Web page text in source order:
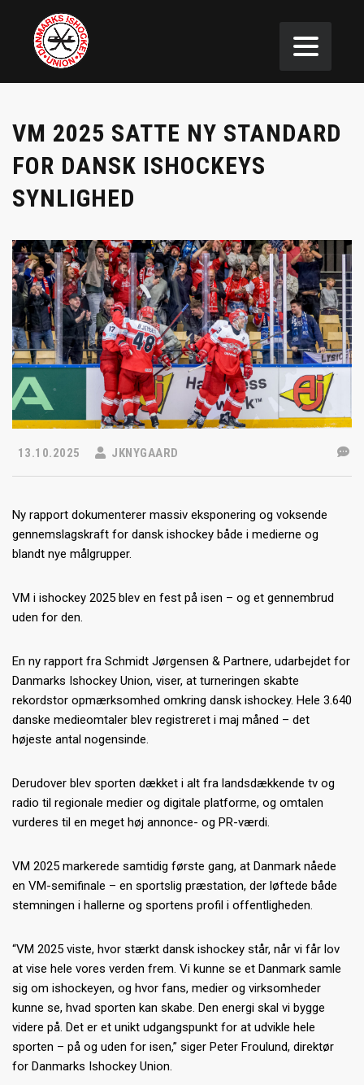
VM 2025 SATTE NY STANDARD
FOR DANSK ISHOCKEYS
SYNLIGHED
13.10.2025 JKNYGAARD
Ny rapport dokumenterer massiv eksponering og voksende
gennemslagskraft for dansk ishockey både i medierne og
blandt nye målgrupper.
VM i ishockey 2025 blev en fest på isen – og et gennembrud
uden for den.
En ny rapport fra Schmidt Jørgensen & Partnere, udarbejdet for
Danmarks Ishockey Union, viser, at turneringen skabte
rekordstor opmærksomhed omkring dansk ishockey. Hele 3.640
danske medieomtaler blev registreret i maj måned – det
højeste antal nogensinde.
Derudover blev sporten dækket i alt fra landsdækkende tv og
radio til regionale medier og digitale platforme, og omtalen
vurderes til en meget høj annonce- og PR-værdi.
VM 2025 markerede samtidig første gang, at Danmark nåede
en VM-semifinale – en sportslig præstation, der løftede både
stemningen i hallerne og sportens profil i offentligheden.
“VM 2025 viste, hvor stærkt dansk ishockey står, når vi får lov
at vise hele vores verden frem. Vi kunne se et Danmark samle
sig om ishockeyen, og hvor fans, medier og virksomheder
kunne se, hvad sporten kan skabe. Den energi skal vi bygge
videre på. Det er et unikt udgangspunkt for at udvikle hele
sporten – på og uden for isen,” siger Peter Froulund, direktør
for Danmarks Ishockey Union.